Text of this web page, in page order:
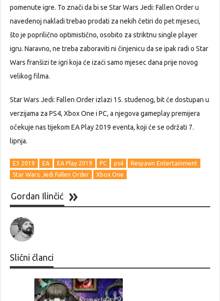
pomenute igre. To znači da bi se Star Wars Jedi: Fallen Order u
navedenoj nakladi trebao prodati za nekih četiri do pet mjeseci,
što je poprilično optimistično, osobito za striktnu single player
igru. Naravno, ne treba zaboraviti ni činjenicu da se ipak radi o Star
Wars franšizi te igri koja će izaći samo mjesec dana prije novog
velikog filma.
Star Wars Jedi: Fallen Order izlazi 15. studenog, bit će dostupan u
verzijama za PS4, Xbox One i PC, a njegova gameplay premijera
očekuje nas tijekom EA Play 2019 eventa, koji će se održati 7.
lipnja.
E3 2019 EA EA Play 2019 PC ps4
Respawn Entertainment
Star Wars: Jedi Fallen Order
Xbox One
Gordan Ilinčić
Slični članci